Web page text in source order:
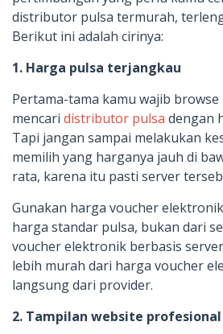
distributor pulsa termurah,
Berikut ini adalah cirinya:
1. Harga pulsa terjangkau
Pertama-tama kamu wajib
mencari distributor pulsa dengan
Tapi jangan sampai melakukan
memilih yang harganya jauh di
rata, karena itu pasti server
Gunakan harga voucher
harga standar pulsa, bukan dari
voucher elektronik berbasis
lebih murah dari harga voucher
langsung dari provider.
2. Tampilan website profesional